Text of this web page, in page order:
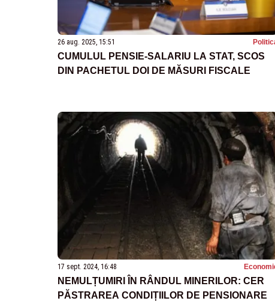
26 aug. 2025, 15:51
CUMULUL PENSIE-SALARIU LA STAT, SCOS
DIN PACHETUL DOI DE MĂSURI FISCALE
17 sept. 2024, 16:48
NEMULȚUMIRI ÎN RÂNDUL MINERILOR: CER
PĂSTRAREA CONDIȚIILOR DE PENSIONARE